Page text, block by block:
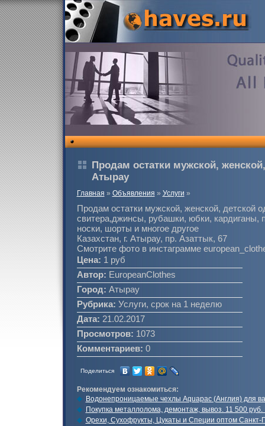
Продам остатки мужской,
Атырау
Главная » Объявления » Услуги »
Продам остатки мужской, женской, детской
свитера,джинсы, рубашки, юбки, кардиганы,
носки, шорты и многое другое
Казахстан, г. Атырау, пр. Азаттык, 67
Смотрите фото в инстаграмме
Цена: 1 руб
Автор: EuropeanClothes
Город: Атырау
Рубрика: Услуги, срок на 1 неделю
Дата: 21.02.2017
Просмотров: 1073
Комментариев: 0
Поделиться
Рекомендуем ознакомиться:
Водонепроницаемые чехлы Aquapac (Англия) для
Покупка металлолома, демонтаж, вывоз. 11 500
Орехи, Сухофрукты, Цукаты и Специи оптом Санкт-